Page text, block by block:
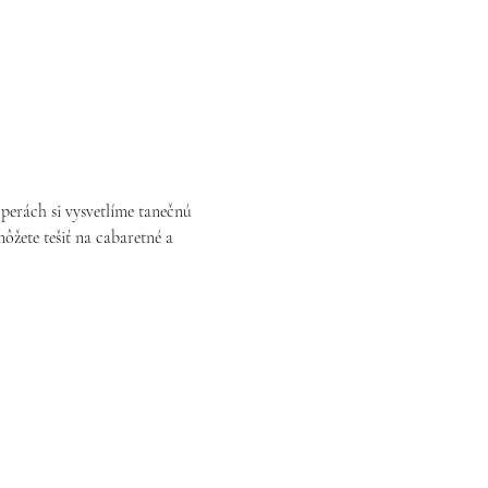
si vysvetlíme tanečnú
tešiť na cabaretné a